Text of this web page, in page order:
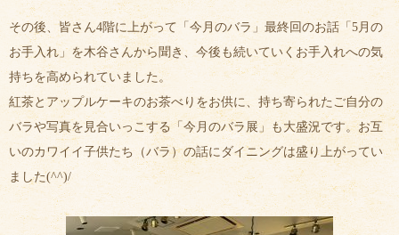
その後、皆さん4階に上がって「今月のバラ」最終回のお話「5月の
お手入れ」を木谷さんから聞き、今後も続いていくお手入れへの気
持ちを高められていました。
紅茶とアップルケーキのお茶べりをお供に、持ち寄られたご自分の
バラや写真を見合いっこする「今月のバラ展」も大盛況です。お互
いのカワイイ子供たち（バラ）の話にダイニングは盛り上がってい
ました(^^)/